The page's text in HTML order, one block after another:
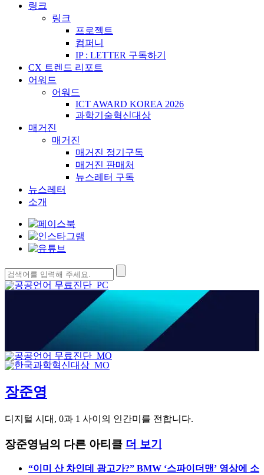
링크
링크
프로젝트
컴퍼니
IP : LETTER 구독하기
CX 트렌드 리포트
어워드
어워드
ICT AWARD KOREA 2026
과학기술혁신대상
매거진
매거진
매거진 정기구독
매거진 판매처
뉴스레터 구독
뉴스레터
소개
검
색:
장준영
디지털 시대, 0과 1 사이의 인간미를 전합니다.
장준영님의 다른 아티클 더 보기
“이미 산 차인데 광고가?” BMW ‘스파이더맨’ 영상에 소